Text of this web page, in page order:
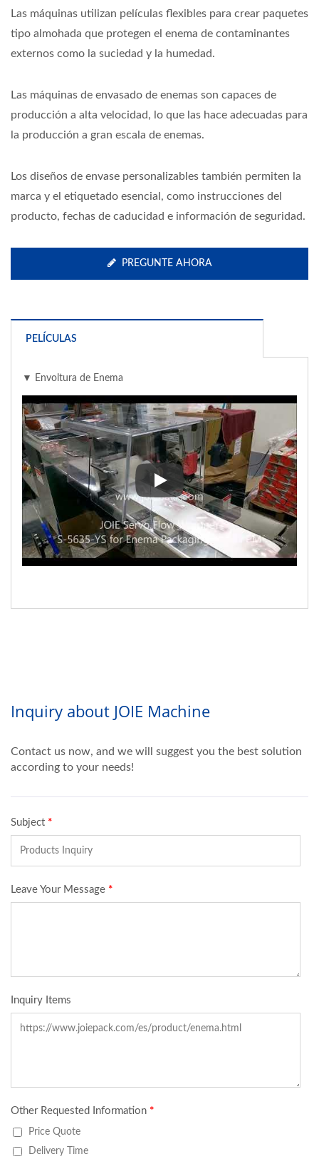
Las máquinas utilizan películas flexibles para crear paquetes
tipo almohada que protegen el enema de contaminantes
externos como la suciedad y la humedad.
Las máquinas de envasado de enemas son capaces de
producción a alta velocidad, lo que las hace adecuadas para
la producción a gran escala de enemas.
Los diseños de envase personalizables también permiten la
marca y el etiquetado esencial, como instrucciones del
producto, fechas de caducidad e información de seguridad.
PREGUNTE AHORA
PELÍCULAS
▼ Envoltura de Enema
▼ Envoltura de Enema